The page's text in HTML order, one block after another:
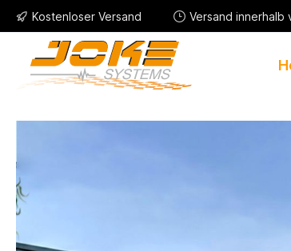
Kostenloser Versand Versand innerhalb